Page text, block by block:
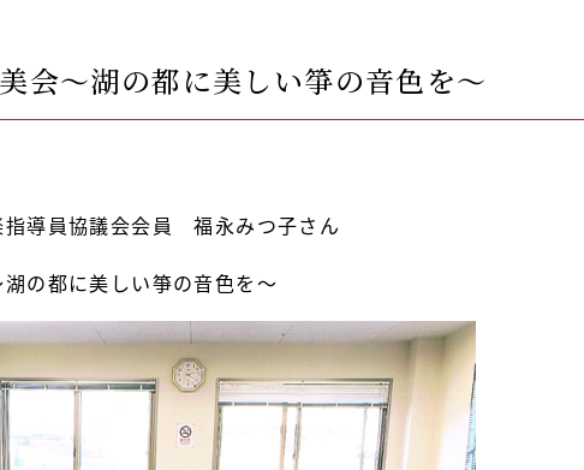
会〜湖の都に美しい箏の音色を〜
指導員協議会会員福永みつ子さん
の都に美しい箏の音色を〜